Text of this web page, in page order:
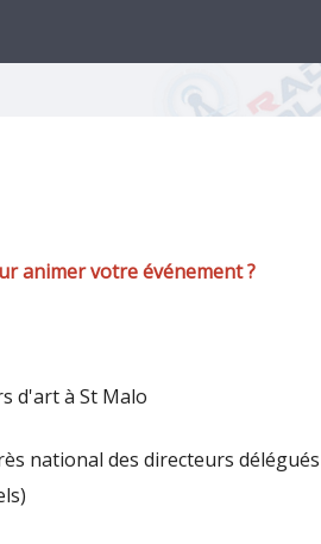
animer votre événement ?
d'art à St Malo
national des directeurs